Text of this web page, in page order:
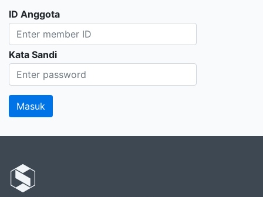
ID Anggota
Kata Sandi